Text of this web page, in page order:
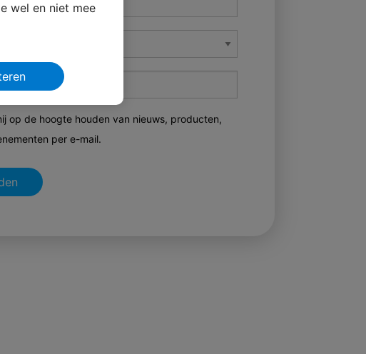
op de hoogte houden van nieuws, producten,
per e-mail.
wel en niet mee